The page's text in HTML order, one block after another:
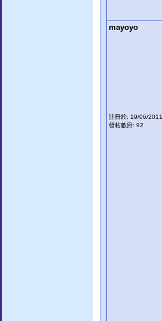
mayoyo
註冊於: 19/06/2011
發帖數目: 92